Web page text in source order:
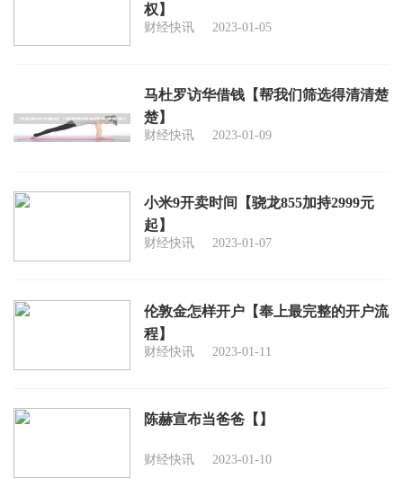
权】
财经快讯 2023-01-05
马杜罗访华借钱【帮我们筛选得清清楚
楚】
财经快讯 2023-01-09
小米9开卖时间【骁龙855加持2999元
起】
财经快讯 2023-01-07
伦敦金怎样开户【奉上最完整的开户流
程】
财经快讯 2023-01-11
陈赫宣布当爸爸【】
财经快讯 2023-01-10